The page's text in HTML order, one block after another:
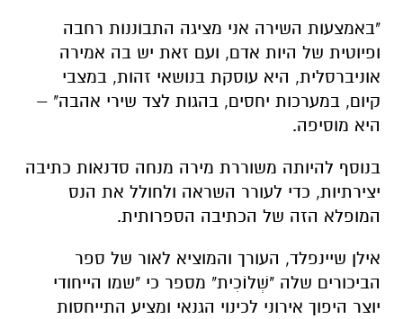
"באמצעות השירה אני מציגה התבוננות רחבה
ופיוטית של היות אדם, ועם זאת יש בה אמירה
אוניברסלית, היא עוסקת בנושאי זהות, במצבי
קיום, במערכות יחסים, בהגות לצד שירי אהבה" –
היא מוסיפה.
בנוסף להיותה משוררת מירה מנחה סדנאות כתיבה
יצירתיות, כדי לעורר השראה ולחולל את הנס
המופלא הזה של הכתיבה הספרותית.
אילן שיינפלד, העורך והמוציא לאור של ספר
הביכורים שלה "שְׁלוֹכִית" מספר כי "שמו הייחודי
יוצר היפוך אירוני לכינוי הגנאי ומציע התייחסות